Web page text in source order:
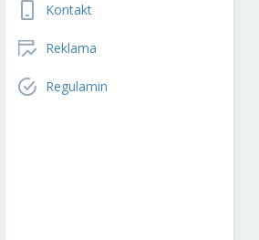
Kontakt
Reklama
Regulamin